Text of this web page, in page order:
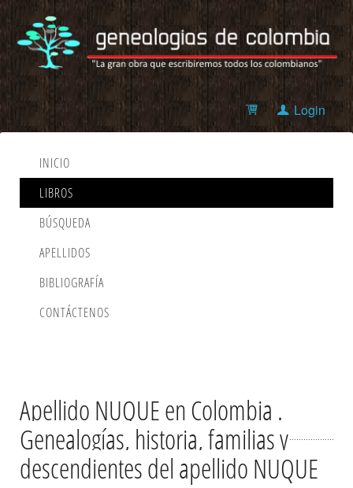
Login
INICIO
LIBROS
BÚSQUEDA
APELLIDOS
BIBLIOGRAFÍA
CONTÁCTENOS
Apellido NUQUE en Colombia .
Genealogías, historia, familias y
descendientes del apellido NUQUE